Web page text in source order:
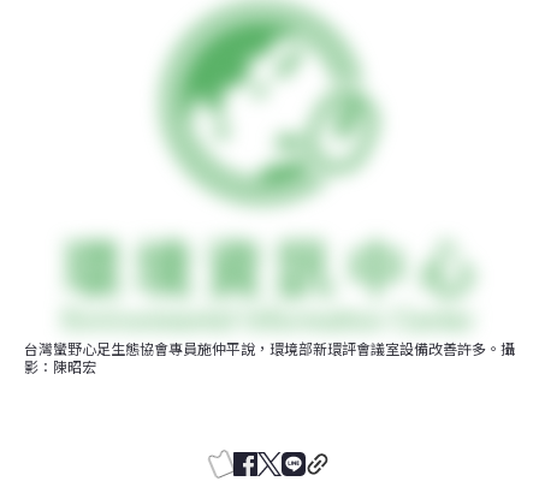
台灣蠻野心足生態協會專員施仲平說，環境部新環評會議室設備改善許多。攝
影：陳昭宏